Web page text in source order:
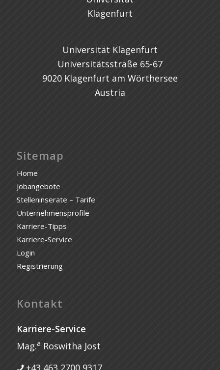
Universität Klagenfurt
Universitätsstraße 65-67
9020 Klagenfurt am Wörthersee
Austria
Sitemap
Home
Jobangebote
Stelleninserate – Tarife
Unternehmensprofile
Karriere-Tipps
Karriere-Service
Login
Registrierung
Kontakt
Karriere-Service
Mag.a Roswitha Jost